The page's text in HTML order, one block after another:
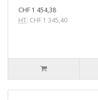
CHF 1 454,38
HT: CHF 1 345,40